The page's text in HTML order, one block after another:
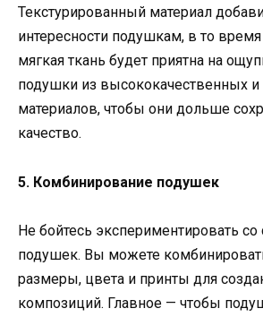
Текстурированный материал
интересности подушкам, в то время
мягкая ткань будет приятна на
подушки из высококачественных
материалов, чтобы они дольше
качество.
5. Комбинирование подушек
Не бойтесь экспериментировать
подушек. Вы можете
размеры, цвета и принты для
композиций. Главное — чтобы